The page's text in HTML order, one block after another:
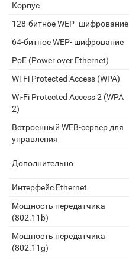
Корпус
128-битное WEP- шифрование
64-битное WEP- шифрование
PoE (Power over Ethernet)
Wi-Fi Protected Access (WPA)
Wi-Fi Protected Access 2 (WPA
2)
Встроенный WEB-сервер для
управления
Дополнительно
Интерфейс Ethernet
Мощность передатчика
(802.11b)
Мощность передатчика
(802.11g)